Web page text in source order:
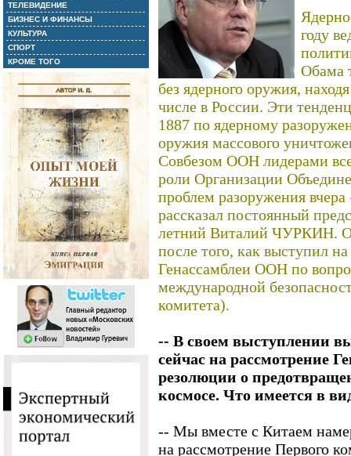
ТЕЛЕВИДЕНИЕ
БИЗНЕС И ФИНАНСЫ
КУЛЬТУРА
СПОРТ
КРОМЕ ТОГО
году
Обама
без ядерного оружия,
числе в России. Эти
1887 по ядерному
оружия массового
Совбезом ООН лидерами
роли Организации
проблем разоружения
рассказал постоянный
летний Виталий ЧУРКИН.
после того, как выступил
Генассамблеи ООН по
международной
комитета).
-- В своем выступлении
сейчас на рассмотрение
резолюции о
космосе. Что имеется в
-- Мы вместе с Китаем
на рассмотрение Первого